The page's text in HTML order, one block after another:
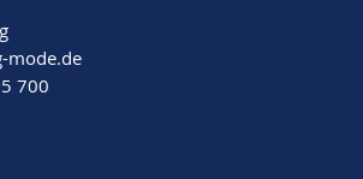
mode.de
700